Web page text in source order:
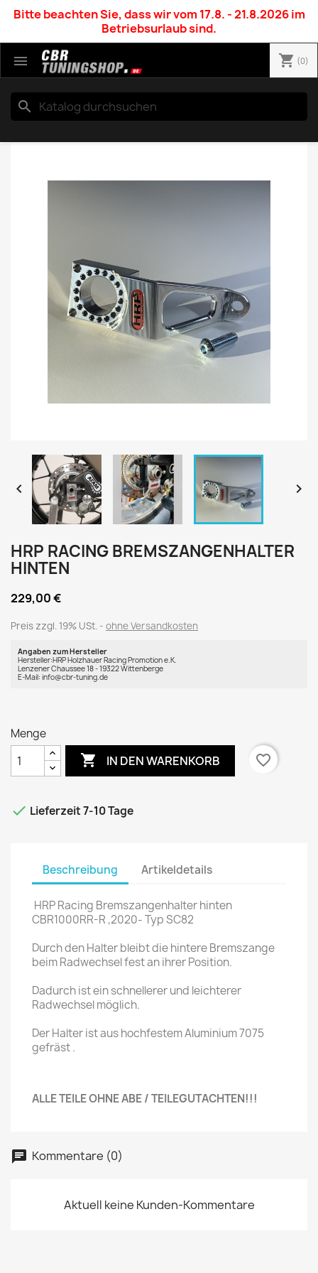
Bitte beachten Sie, dass wir vom 17.8. - 21.8.2026 im
Betriebsurlaub sind.
 shopping_cart (0)
search
 
HRP RACING BREMSZANGENHALTER
HINTEN
229,00 €
Preis zzgl. 19% USt. ohne Versandkosten
Angaben zum Hersteller
Hersteller:HRP Holzhauer Racing Promotion e.K.
Lenzener Chaussee 18 - 19322 Wittenberge
E-Mail: info@cbr-tuning.de
Menge
 IN DEN WARENKORB favorite_border
 Lieferzeit 7-10 Tage
Beschreibung Artikeldetails
HRP Racing Bremszangenhalter hinten
CBR1000RR-R ,2020- Typ SC82
Durch den Halter bleibt die hintere Bremszange
beim Radwechsel fest an ihrer Position.
Dadurch ist ein schnellerer und leichterer
Radwechsel möglich.
Der Halter ist aus hochfestem Aluminium 7075
gefräst .
ALLE TEILE OHNE ABE / TEILEGUTACHTEN!!!
Kommentare (0)
Aktuell keine Kunden-Kommentare